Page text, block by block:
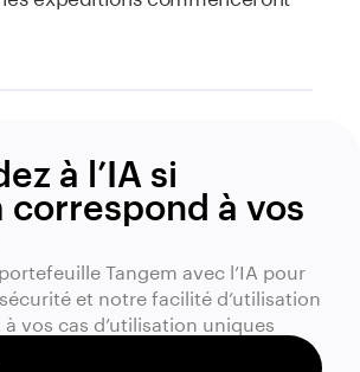
à l’IA si
correspond à vos
Tangem avec l’IA pour
et notre facilité d’utilisation
vos cas d’utilisation uniques